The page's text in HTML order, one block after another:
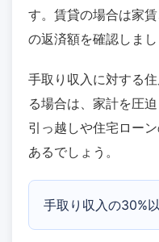
す。賃貸の場合は家
の返済額を確認しまし
手取り収入に対する
る場合は、家計を圧
引っ越しや住宅ロー
あるでしょう。
手取り収入の30%